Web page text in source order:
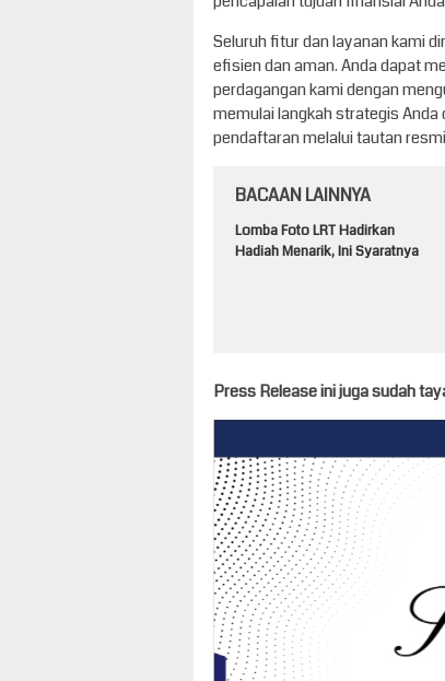
Seluruh fitur dan layanan kami
efisien dan aman. Anda dapat
perdagangan kami dengan
memulai langkah strategis
pendaftaran melalui tautan resmi
BACAAN LAINNYA
Lomba Foto LRT Hadirkan
Hadiah Menarik, Ini Syaratnya
Press Release ini juga sudah